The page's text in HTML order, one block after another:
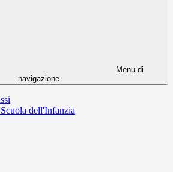
Menu di
navigazione
dell'Infanzia